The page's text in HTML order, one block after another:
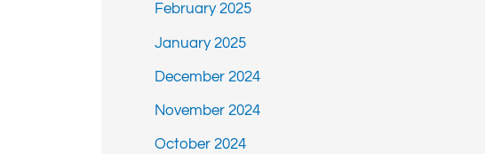
February 2025
January 2025
December 2024
November 2024
October 2024